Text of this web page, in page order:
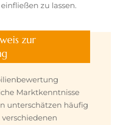
zu lassen.
zur
Marktkenntnisse
unterschätzen häufig